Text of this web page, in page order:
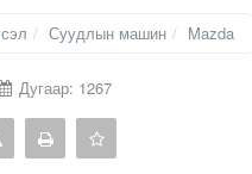
Суудлын машин Mazda
Дугаар: 1267